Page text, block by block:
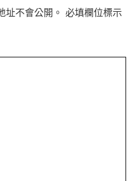
址不會公開。 必填欄位標示